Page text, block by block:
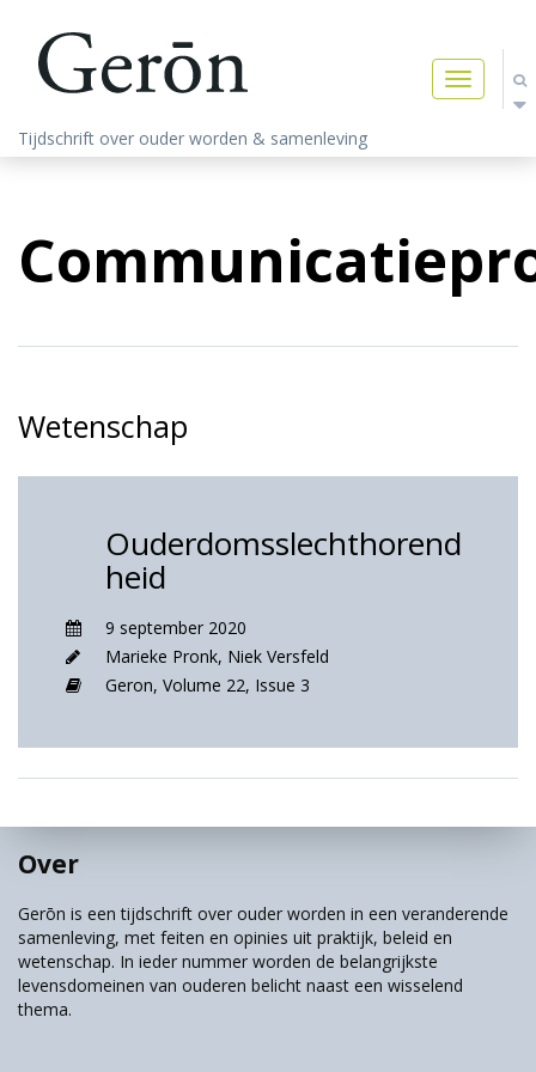
Toggle
navigation
Tijdschrift over ouder worden & samenleving
Wetenschap
Ouderdomsslechthorend
heid
9 september 2020
Marieke Pronk, Niek Versfeld
Geron, Volume 22, Issue 3
Over
Gerōn is een tijdschrift over ouder worden in een veranderende
samenleving, met feiten en opinies uit praktijk, beleid en
wetenschap. In ieder nummer worden de belangrijkste
levensdomeinen van ouderen belicht naast een wisselend
thema.